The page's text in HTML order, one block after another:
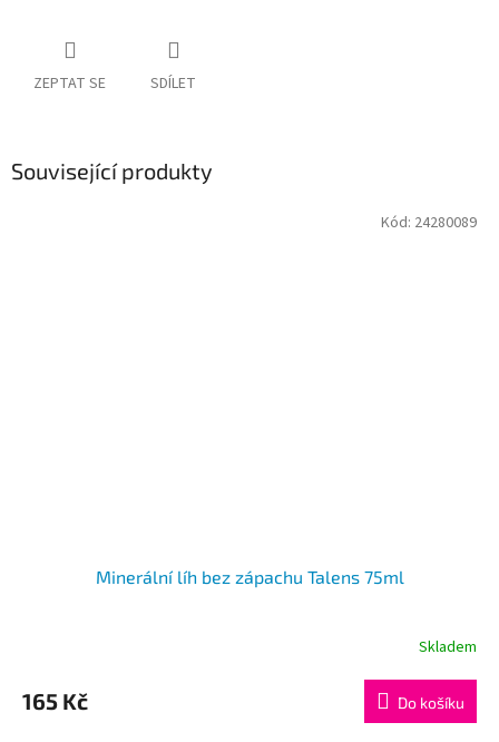
ZEPTAT SE SDÍLET
Související produkty
Minerální líh bez zápachu Talens 75ml
Skladem
165 Kč Do košíku
Kód: 24280089